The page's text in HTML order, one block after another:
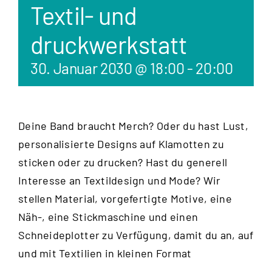
Textil- und
druckwerkstatt
30. Januar 2030 @ 18:00 - 20:00
Deine Band braucht Merch? Oder du hast Lust,
personalisierte Designs auf Klamotten zu
sticken oder zu drucken? Hast du generell
Interesse an Textildesign und Mode? Wir
stellen Material, vorgefertigte Motive, eine
Näh-, eine Stickmaschine und einen
Schneideplotter zu Verfügung, damit du an, auf
und mit Textilien in kleinen Format